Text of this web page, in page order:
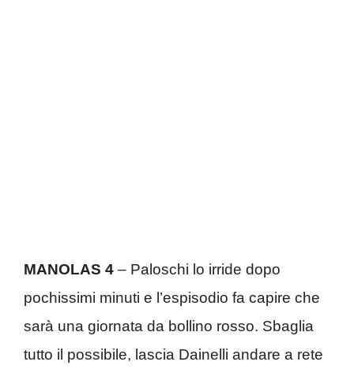
MANOLAS 4 – Paloschi lo irride dopo
pochissimi minuti e l’espisodio fa capire che
sarà una giornata da bollino rosso. Sbaglia
tutto il possibile, lascia Dainelli andare a rete